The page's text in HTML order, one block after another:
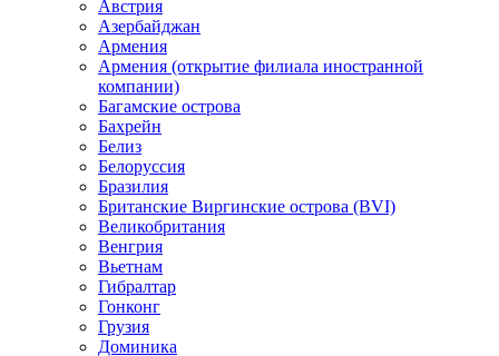
Австрия
Азербайджан
Армения
Армения (открытие филиала иностранной
компании)
Багамские острова
Бахрейн
Белиз
Белоруссия
Бразилия
Британские Виргинские острова (BVI)
Великобритания
Венгрия
Вьетнам
Гибралтар
Гонконг
Грузия
Доминика